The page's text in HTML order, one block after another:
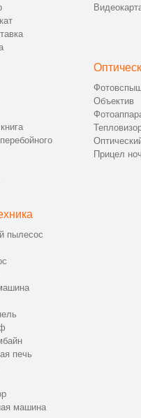
Объектив
Прицел
пылесос
печь
машина